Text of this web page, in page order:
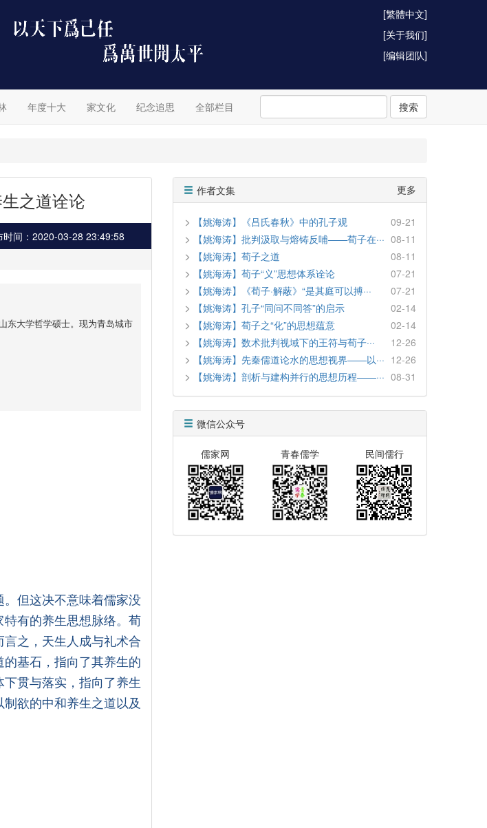
[繁體中文]
[关于我们]
[编辑团队]
年度十大 家文化 纪念追思 全部栏目 搜索
之道诠论
时间：2020-03-28 23:49:58
东大学哲学硕士。现为青岛城市
但这决不意味着儒家没
有的养生思想脉络。荀
之，天生人成与礼术合
基石，指向了其养生的
贯与落实，指向了养生
欲的中和养生之道以及
作者文集 更多
【姚海涛】《吕氏春秋》中的孔子观
09-21
【姚海涛】批判汲取与熔铸反哺——荀子在··· 08-11
【姚海涛】荀子之道
08-11
【姚海涛】荀子“义”思想体系诠论
07-21
【姚海涛】《荀子·解蔽》“是其庭可以搏···
07-21
【姚海涛】孔子“同问不同答”的启示
02-14
【姚海涛】荀子之“化”的思想蕴意
02-14
【姚海涛】数术批判视域下的王符与荀子···
12-26
【姚海涛】先秦儒道论水的思想视界——以··· 12-26
【姚海涛】剖析与建构并行的思想历程——··· 08-31
微信公众号
儒家网 青春儒学 民间儒行